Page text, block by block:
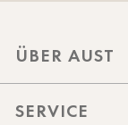
ÜBER AUST
SERVICE